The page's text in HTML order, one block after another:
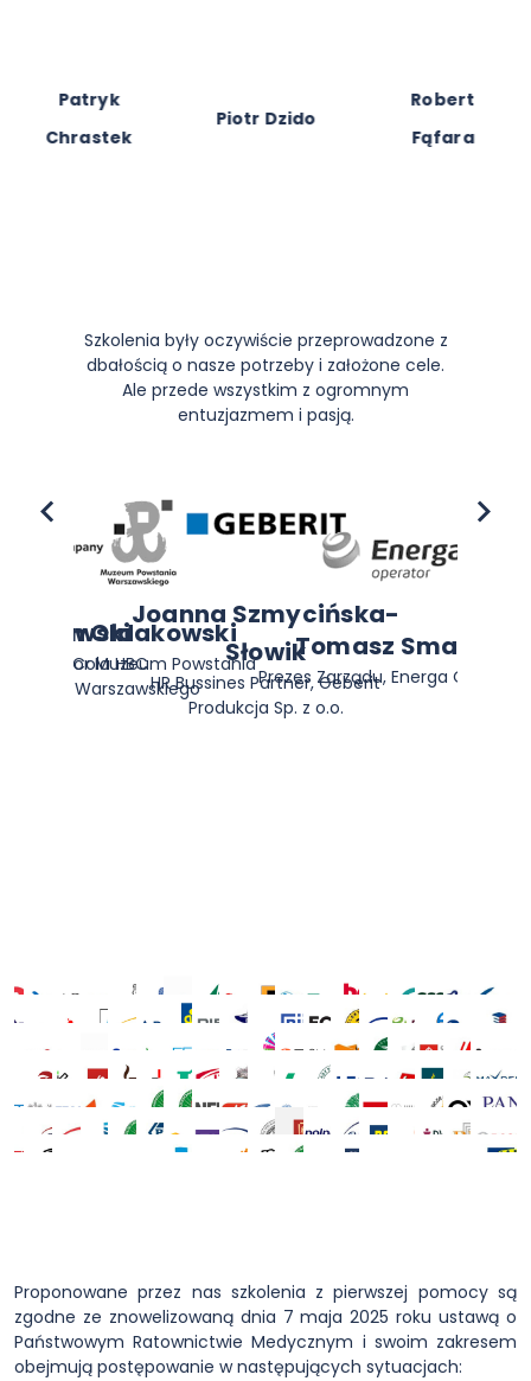
Patryk
Chrastek
Piotr Dzido
Robert
Fąfara
Szkolenia były oczywiście przeprowadzone z
dbałością o nasze potrzeby i założone cele.
Ale przede wszystkim z ogromnym
entuzjazmem i pasją.
Coca-Cola HBC
Jan Ołdakowski
Dyrektor Muzeum Powstania
Warszawskiego
Joanna Szmycińska-
Słowik
HR Bussines Partner, Geberit
Produkcja Sp. z o.o.
Tomasz Smaruj
Prezes Zarządu, Energa Operator
Proponowane przez nas szkolenia z pierwszej pomocy są
zgodne ze znowelizowaną dnia 7 maja 2025 roku ustawą o
Państwowym Ratownictwie Medycznym i swoim zakresem
obejmują postępowanie w następujących sytuacjach: